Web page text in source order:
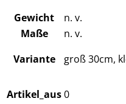
Gewicht
n. v.
Maße
n. v.
Variante
groß 30cm,
Artikel_aus0